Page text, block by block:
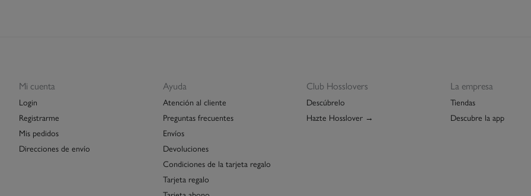
Días
abonar
Mi cuenta
Login
Registrarme
Mis pedidos
Direcciones de envío
Ayuda
Atención al cliente
Preguntas frecuentes
Envíos
Devoluciones
Condiciones de la tarjeta regalo
Tarjeta regalo
Club Hosslovers
Descúbrelo
Hazte Hosslover →
La empresa
Tiendas
Descubre la app